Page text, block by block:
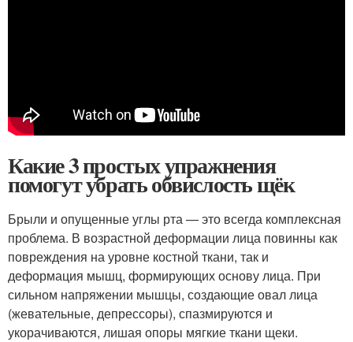
Какие 3 простых упражнения
помогут убрать обвислость щёк
Брыли и опущенные углы рта — это всегда комплексная
проблема. В возрастной деформации лица повинны как
повреждения на уровне костной ткани, так и
деформация мышц, формирующих основу лица. При
сильном напряжении мышцы, создающие овал лица
(жевательные, депрессоры), спазмируются и
укорачиваются, лишая опоры мягкие ткани щеки.